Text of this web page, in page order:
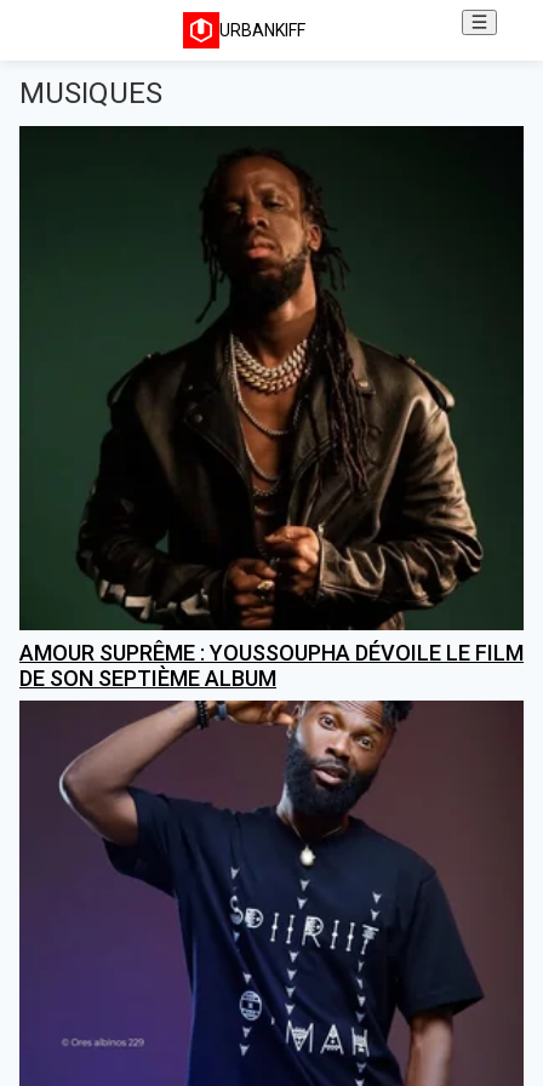
URBANKIFF
MUSIQUES
AMOUR SUPRÊME : YOUSSOUPHA DÉVOILE LE FILM
DE SON SEPTIÈME ALBUM